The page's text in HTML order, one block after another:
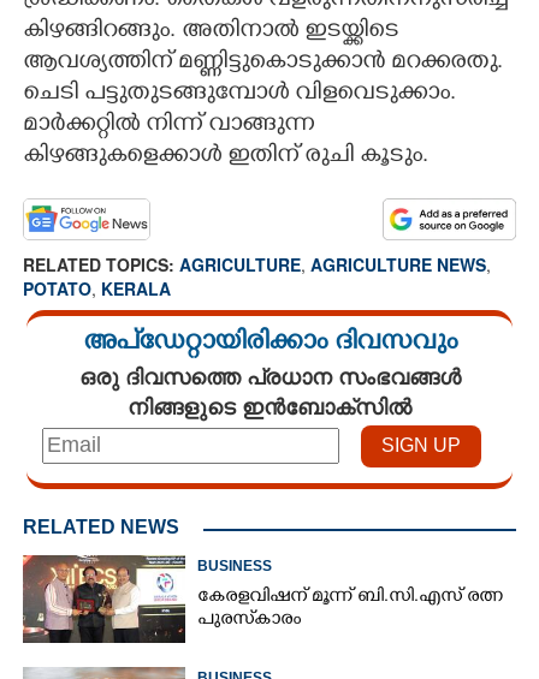
കിഴങ്ങിറങ്ങും. അതിനാൽ ഇടയ്ക്കിടെ
ആവശ്യത്തിന് മണ്ണിട്ടുകാെടുക്കാൻ മറക്കരതു.
ചെടി പട്ടുതുടങ്ങുമ്പാേൾ വിളവെടുക്കാം.
മാർക്കറ്റിൽ നിന്ന് വാങ്ങുന്ന
കിഴങ്ങുകളെക്കാൾ ഇതിന് രുചി കൂടും.
RELATED TOPICS: AGRICULTURE, AGRICULTURE NEWS,
POTATO, KERALA
അപ്ഡേറ്റായിരിക്കാം ദിവസവും
ഒരു ദിവസത്തെ പ്രധാന സംഭവങ്ങൾ
നിങ്ങളുടെ ഇൻബോക്സിൽ
RELATED NEWS
BUSINESS
കേരളവിഷന് മൂന്ന് ബി.സി.എസ് രത്ന
പുരസ്‌കാരം